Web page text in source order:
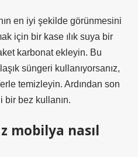
en iyi şekilde görünmesini
için bir kase ılık suya bir
karbonat ekleyin. Bu
süngeri kullanıyorsanız,
temizleyin. Ardından son
bir bez kullanın.
mobilya nasıl